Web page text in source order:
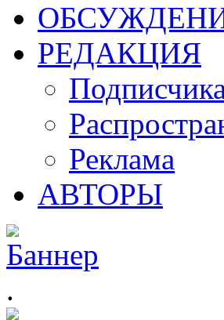
РЕДАКЦИЯ
Реклама
АВТОРЫ
.